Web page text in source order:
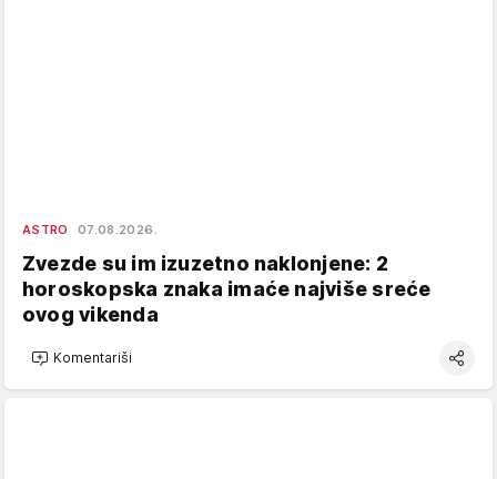
ASTRO 07.08.2026.
Zvezde su im izuzetno naklonjene: 2
horoskopska znaka imaće najviše sreće
ovog vikenda
Komentariši